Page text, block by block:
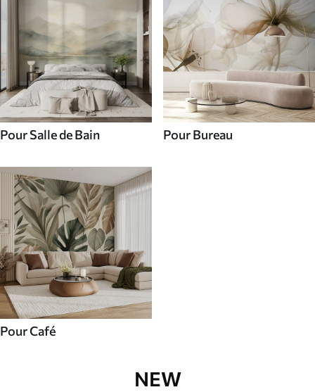
Pour Salle de Bain Pour Bureau
Pour Café
NEW